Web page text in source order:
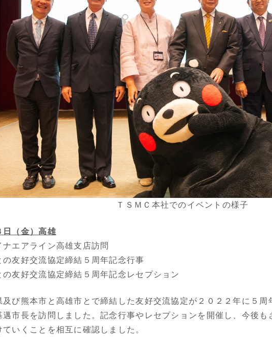
ＴＳＭＣ本社でのイベントの様子
日（金）高雄
ナエアライン高雄支店訪問
の友好交流協定締結５周年記念行事
の友好交流協定締結５周年記念レセプション
び熊本市と高雄市とで締結した友好交流協定が２０２２年に５周
邁市長を訪問しました。記念行事やレセプションを開催し、今後も
ていくことを相互に確認しました。